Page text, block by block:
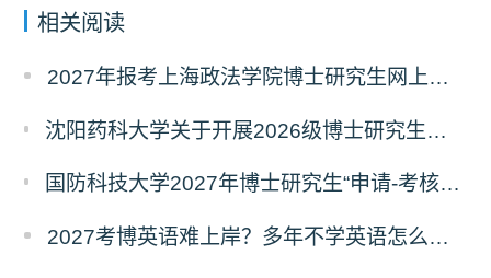
相关阅读
2027年报考上海政法学院博士研究生网上报名公告
沈阳药科大学关于开展2026级博士研究生录取后信息采集及档案调取等相关工作的通知
国防科技大学2027年博士研究生“申请-考核”制招生专业基础笔试考试大纲
2027考博英语难上岸？多年不学英语怎么备考？